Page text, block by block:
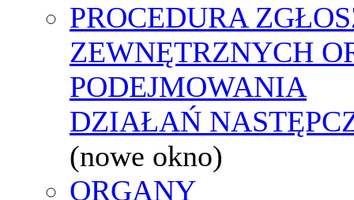
PROCEDURA
ZEWNĘTRZNYCH
PODEJMOWANIA
DZIAŁAŃ
(nowe okno)
ORGANY